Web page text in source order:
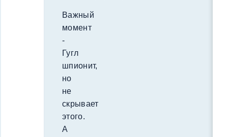
Важный
момент
-
Гугл
шпионит,
но
не
скрывает
этого.
А